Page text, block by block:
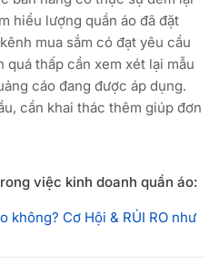
hiểu lượng quần áo đã đặt
mua sắm có đạt yêu cầu
quá thấp cần xem xét lại mẫu
cáo đang được áp dụng.
cần khai thác thêm giúp đơn
việc kinh doanh quần áo:
không? Cơ Hội & RỦI RO như